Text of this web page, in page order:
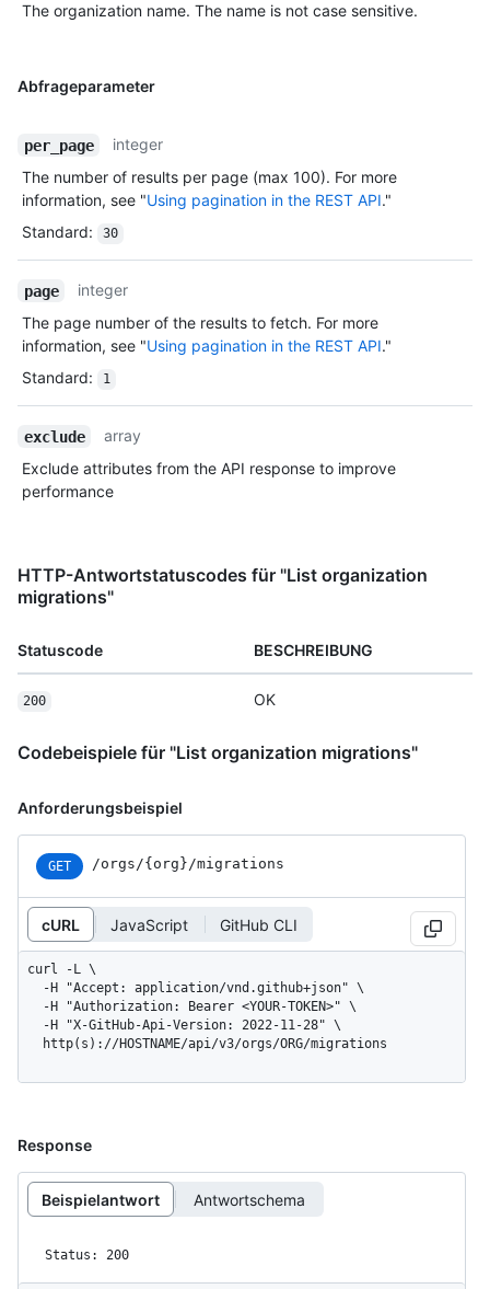
The organization name. The name is not case sensitive.
Abfrageparameter
per_page
integer
The number of results per page (max 100). For more
information, see "Using pagination in the REST API."
Standard: 30
page
integer
The page number of the results to fetch. For more
information, see "Using pagination in the REST API."
Standard: 1
exclude
array
Exclude attributes from the API response to improve
performance
HTTP-Antwortstatuscodes für "List organization
migrations"
Statuscode BESCHREIBUNG
200 OK
Codebeispiele für "List organization migrations"
Anforderungsbeispiel
GET /orgs/{org}/migrations
cURL JavaScript GitHub CLI
curl -L \
  http(s)://HOSTNAME/api/v3/orgs/ORG/migrations
Response
Beispielantwort Antwortschema
Status: 200